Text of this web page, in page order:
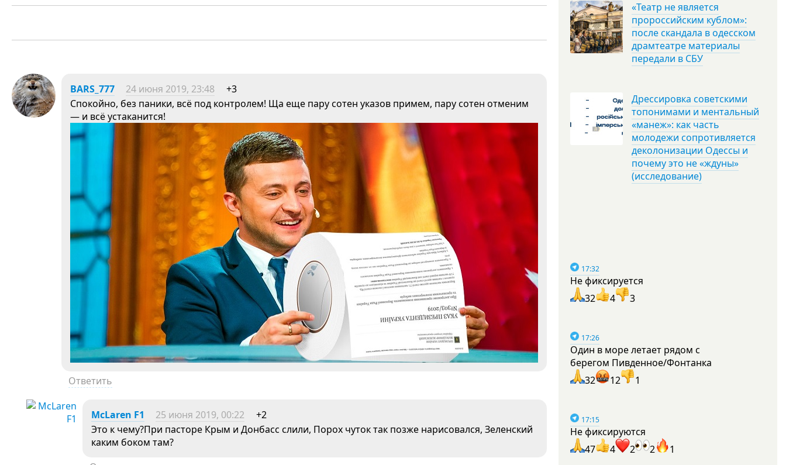
BARS_777 24 июня 2019, 23:48
+3
Спокойно, без паники, всё под контролем! Ща еще пару сотен указов примем, пару сотен отменим
— и всё устаканится!
Ответить
McLaren F1 25 июня 2019, 00:22
+2
Это к чему?При пасторе Крым и Донбасс слили, Порох чуток так позже нарисовался, Зеленский
каким боком там?
«Театр не является
пророссийским кублом»:
после скандала в одесском
драмтеатре материалы
передали в СБУ
Дрессировка советскими
топонимами и ментальный
«манеж»: как часть
молодежи сопротивляется
деколонизации Одессы и
почему это не «ждуны»
(исследование)
17:32
Не фиксируется
32
4 3
17:26
Один в море летает рядом с
берегом Пивденное/Фонтанка
32
12 1
17:15
Не фиксируются
47
4 2 2 1